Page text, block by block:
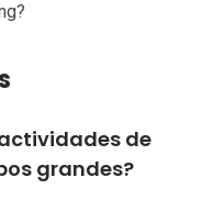
de
grandes?